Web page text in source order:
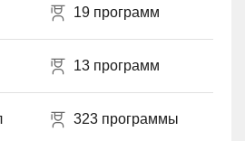
19 программ
13 программ
323 программы